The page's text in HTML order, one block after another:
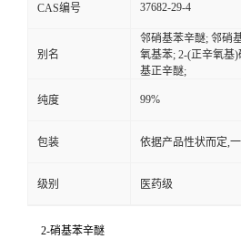
CAS编号 37682-29-4
别名
邻硝基苯辛醚; 邻硝
氧基苯; 2-(正辛氧基
基正辛醚;
纯度 99%
包装 依据产品性状而定,
级别 医药级
2-硝基苯辛醚